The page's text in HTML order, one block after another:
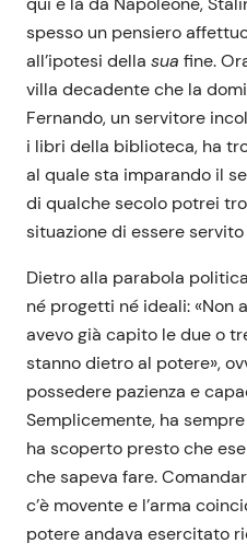
spesso un pensiero
all’ipotesi della sua fine.
villa decadente che la
Fernando, un servitore
i libri della biblioteca, ha
al quale sta imparando il
di qualche secolo potrei
situazione di essere
Dietro alla parabola
né progetti né ideali: «Non
avevo già capito le due o
stanno dietro al potere»,
possedere pazienza e
Semplicemente, ha
ha scoperto presto che
che sapeva fare.
c’è movente e l’arma
potere andava esercitato